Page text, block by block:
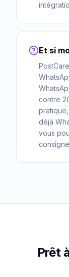
Et si
contre
déjà
vous
Prêt